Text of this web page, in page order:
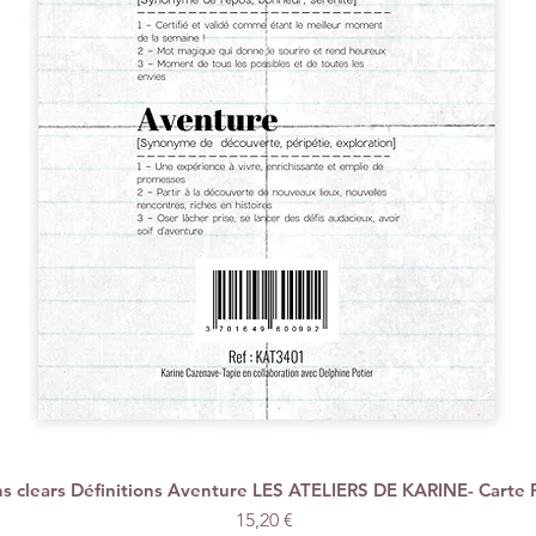
Aperçu rapide
clears Définitions Aventure LES ATELIERS DE KARINE- Carte
Prix
15,20 €